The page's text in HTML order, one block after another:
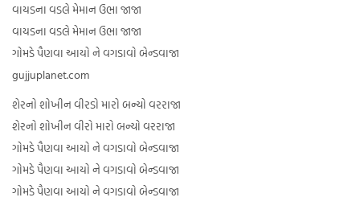
વાયડના વડલે મેમાન ઉભા જાજા
વાયડના વડલે મેમાન ઉભા જાજા
ગોમડે પૈણવા આયો ને વગડાવો બેન્ડવાજા
gujjuplanet.com
શેરનો શોખીન વીરડો મારો બન્યો વરરાજા
શેરનો શોખીન વીરો મારો બન્યો વરરાજા
ગોમડે પૈણવા આયો ને વગડાવો બેન્ડવાજા
ગોમડે પૈણવા આયો ને વગડાવો બેન્ડવાજા
ગોમડે પૈણવા આયો ને વગડાવો બેન્ડવાજા